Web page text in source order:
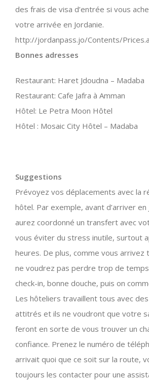
des frais de visa d’entrée si vous
votre arrivée en Jordanie.
http://jordanpass.jo/Contents/
Bonnes adresses
Restaurant: Haret Jdoudna – Madaba
Restaurant: Cafe Jafra à Amman
Hôtel: Le Petra Moon Hôtel
Hôtel : Mosaic City Hôtel – Madaba
Suggestions
Prévoyez vos déplacements avec la
hôtel. Par exemple, avant d’arriver en
aurez coordonné un transfert avec
vous éviter du stress inutile, surtout
heures. De plus, comme vous arrivez
ne voudrez pas perdre trop de
check-in, bonne douche, puis on
Les hôteliers travaillent tous avec
attitrés et ils ne voudront que votre
feront en sorte de vous trouver un
confiance. Prenez le numéro de
arrivait quoi que ce soit sur la route,
toujours les contacter pour une